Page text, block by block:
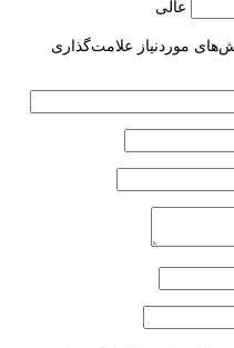
عالی
موردنیاز علامت‌گذاری